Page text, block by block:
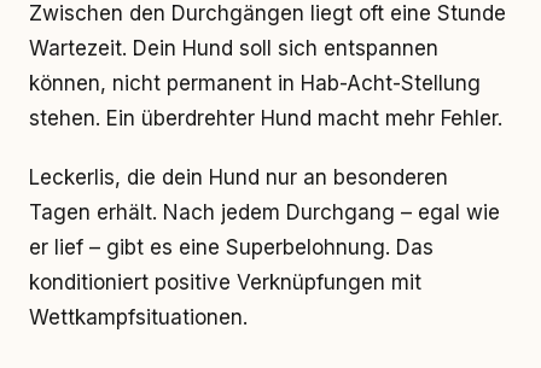
Zwischen den Durchgängen liegt oft eine Stunde
Wartezeit. Dein Hund soll sich entspannen
können, nicht permanent in Hab-Acht-Stellung
stehen. Ein überdrehter Hund macht mehr Fehler.
Leckerlis, die dein Hund nur an besonderen
Tagen erhält. Nach jedem Durchgang – egal wie
er lief – gibt es eine Superbelohnung. Das
konditioniert positive Verknüpfungen mit
Wettkampfsituationen.